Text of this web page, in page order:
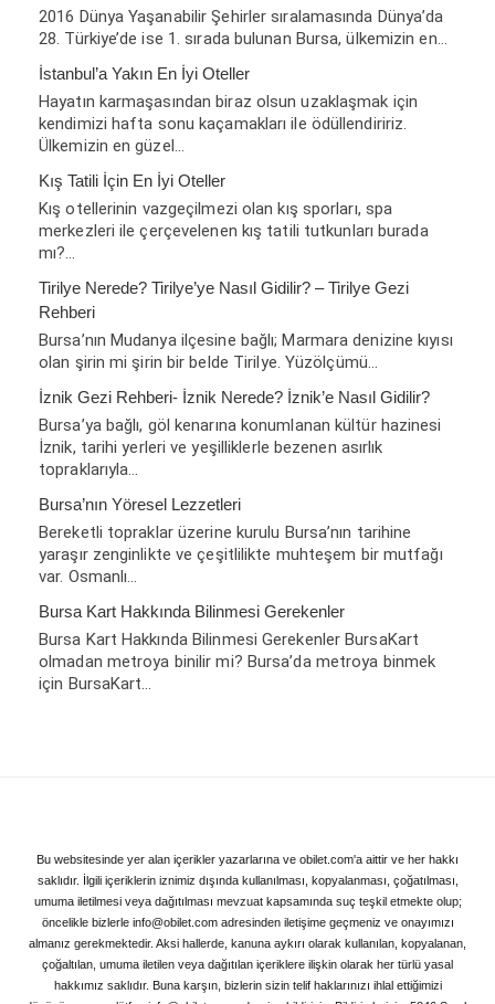
2016 Dünya Yaşanabilir Şehirler sıralamasında Dünya’da
28. Türkiye’de ise 1. sırada bulunan Bursa, ülkemizin en…
İstanbul’a Yakın En İyi Oteller
Hayatın karmaşasından biraz olsun uzaklaşmak için
kendimizi hafta sonu kaçamakları ile ödüllendiririz.
Ülkemizin en güzel…
Kış Tatili İçin En İyi Oteller
Kış otellerinin vazgeçilmezi olan kış sporları, spa
merkezleri ile çerçevelenen kış tatili tutkunları burada
mı?…
Tirilye Nerede? Tirilye’ye Nasıl Gidilir? – Tirilye Gezi
Rehberi
Bursa’nın Mudanya ilçesine bağlı; Marmara denizine kıyısı
olan şirin mi şirin bir belde Tirilye. Yüzölçümü…
İznik Gezi Rehberi- İznik Nerede? İznik’e Nasıl Gidilir?
Bursa’ya bağlı, göl kenarına konumlanan kültür hazinesi
İznik, tarihi yerleri ve yeşilliklerle bezenen asırlık
topraklarıyla…
Bursa’nın Yöresel Lezzetleri
Bereketli topraklar üzerine kurulu Bursa’nın tarihine
yaraşır zenginlikte ve çeşitlilikte muhteşem bir mutfağı
var. Osmanlı…
Bursa Kart Hakkında Bilinmesi Gerekenler
Bursa Kart Hakkında Bilinmesi Gerekenler BursaKart
olmadan metroya binilir mi? Bursa’da metroya binmek
için BursaKart…
Bu websitesinde yer alan içerikler yazarlarına ve obilet.com'a aittir ve her hakkı
saklıdır. İlgili içeriklerin iznimiz dışında kullanılması, kopyalanması, çoğatılması,
umuma iletilmesi veya dağıtılması mevzuat kapsamında suç teşkil etmekte olup;
öncelikle bizlerle info@obilet.com adresinden iletişime geçmeniz ve onayımızı
almanız gerekmektedir. Aksi hallerde, kanuna aykırı olarak kullanılan, kopyalanan,
çoğaltılan, umuma iletilen veya dağıtılan içeriklere ilişkin olarak her türlü yasal
hakkımız saklıdır. Buna karşın, bizlerin sizin telif haklarınızı ihlal ettiğimizi